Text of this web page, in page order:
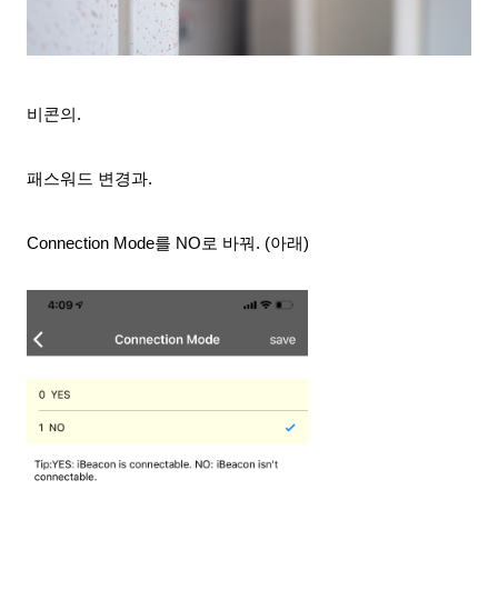
비콘의.
패스워드 변경과.
Connection Mode를 NO로 바꿔. (아래)